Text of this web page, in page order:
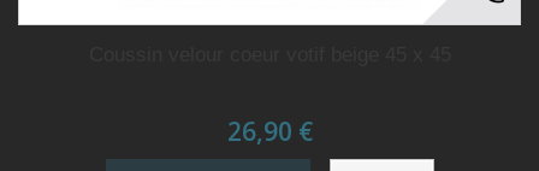
26,90 €